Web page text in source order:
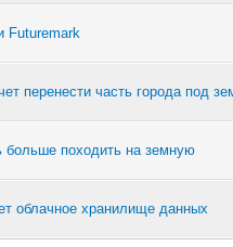
Futuremark
перенести часть города под
походить на земную
облачное хранилище данных